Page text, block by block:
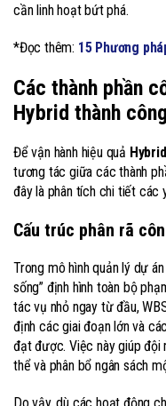
cần linh hoạt bứt phá.
*Đọc thêm: 15 Phương
Các thành phần
Hybrid thành công
Để vận hành hiệu quả
tương tác giữa các thành
đây là phân tích chi tiết các
Cấu trúc phân rã
Trong mô hình quản lý dự
sống” định hình toàn bộ
tác vụ nhỏ ngay từ đầu,
định các giai đoạn lớn và
đạt được. Việc này giúp
thể và phân bổ ngân sách